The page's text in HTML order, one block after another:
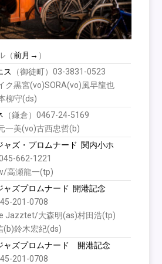
（前月→ ）
ス
（御徒町）03-3831-0523
ク黒宮(vo)SORA(vo)風早龍也
柳守(ds)
（鎌倉）0467-24-5169
一美(vo)古西忠哲(b)
ャズ・プロムナード 関内小ホ
662-1221
高瀬龍一(tp)
ャズプロムナード 開港記念
201-0708
Jazztet/大森明(as)村田浩(tp)
(b)鈴木宏紀(ds)
ャズプロムナード
開港記念
201-0708